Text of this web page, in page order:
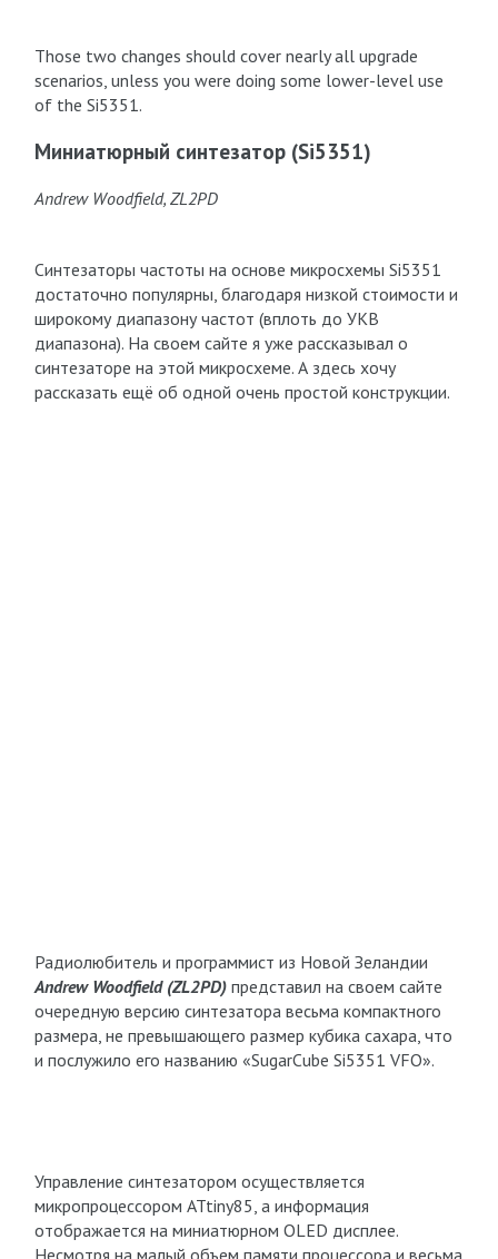
Those two changes should cover nearly all upgrade
scenarios, unless you were doing some lower-level use
of the Si5351.
Миниатюрный синтезатор (Si5351)
Andrew Woodfield, ZL2PD
Cинтезаторы частоты на основе микросхемы Si5351
достаточно популярны, благодаря низкой стоимости и
широкому диапазону частот (вплоть до УКВ
диапазона). На своем сайте я уже рассказывал о
синтезаторе на этой микросхеме. А здесь хочу
рассказать ещё об одной очень простой конструкции.
Радиолюбитель и программист из Новой Зеландии
Andrew Woodfield (ZL2PD)представил на своем сайте
очередную версию синтезатора весьма компактного
размера, не превышающего размер кубика сахара, что
и послужило его названию «SugarCube Si5351 VFO».
Управление синтезатором осуществляется
микропроцессором ATtiny85, а информация
отображается на миниатюрном OLED дисплее.
Несмотря на малый объем памяти процессора и весьма